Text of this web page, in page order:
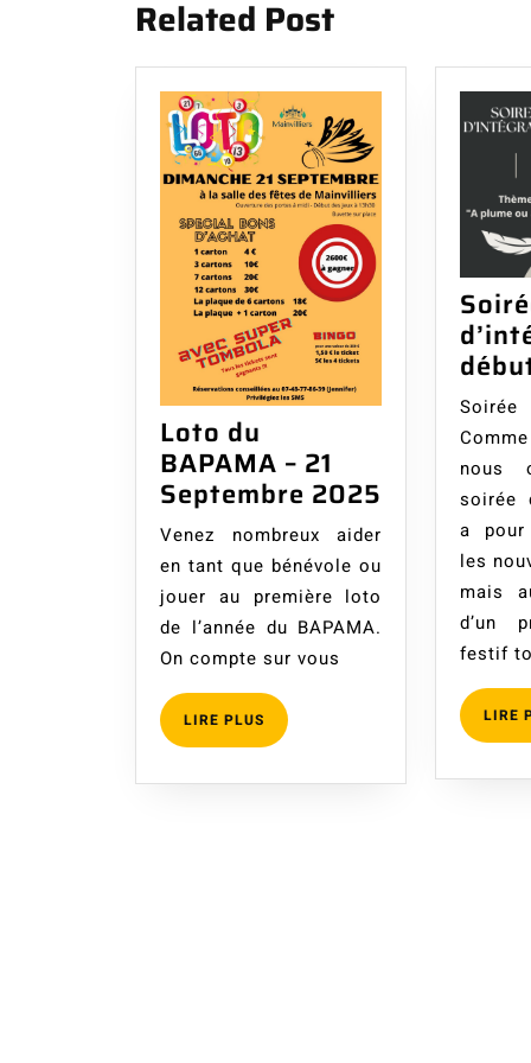
l’article
Related Post
Loto du
BAPAMA – 21
Septembre 2025
BAPAMA
Septembre
Venez nombreux aider
en tant que bénévole ou
jouer au première loto
de l’année du BAPAMA.
On compte sur vous
LIRE PLUS LIRE
PLUS
nous
soirée
a pour
les
mais
d’un
festif
LIRE